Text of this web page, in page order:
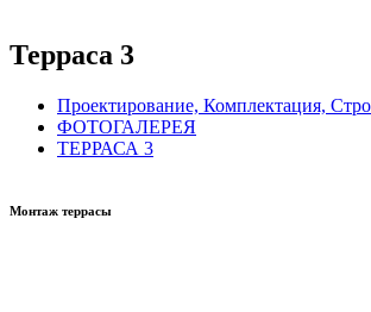
Терраса 3
Проектирование, Комплектация,
ФОТОГАЛЕРЕЯ
ТЕРРАСА 3
Монтаж террасы